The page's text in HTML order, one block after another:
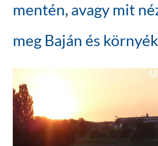
mentén, avagy mit
meg Baján és